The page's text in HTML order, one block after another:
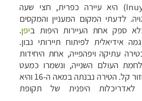
עיירה כפרית, חצי שעה
לדעתי המקום המעניין והמקסים
ספק אחת העיירות היפות ביפן.
אידיאלית לפיתוח תיירותי נבון.
עתיקה ויפהפייה, אחת היחידות
העולם השנייה, ונשמרו כמעט
במלואן לאחר שחזור קל. הטירה נבנתה במאה ה-16 והיא
לאדריכלות היפנית של תקופת